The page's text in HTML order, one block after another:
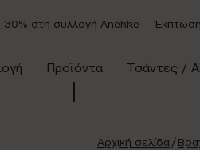
στη συλλογή Anekke Έκπτωση
Προϊόντα Τσάντες /
Αρχική σελίδα/